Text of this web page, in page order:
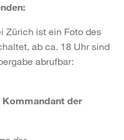
Zürich ist ein Foto des
ab ca. 18 Uhr sind
abrufbar:
Kommandant der